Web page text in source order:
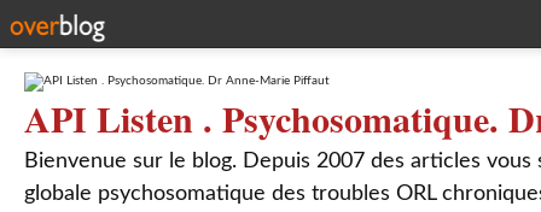
API Listen . Psychosomatique.
Bienvenue sur le blog. Depuis 2007 des articles
globale psychosomatique des troubles ORL